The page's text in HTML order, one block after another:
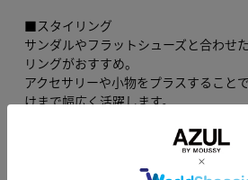
■スタイリング
サンダルやフラットシューズと合わせ
リングがおすすめ。
アクセサリーや小物をプラスすること
けまで幅広く活躍します。
ヴィンテージ風の粗野感（ザラっと感
もっと見る